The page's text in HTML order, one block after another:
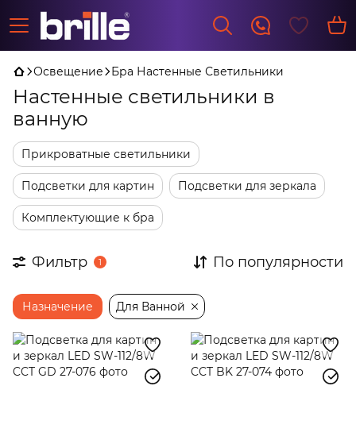
Освещение Бра Настенные Светильники
Настенные светильники в
ванную
Прикроватные светильники
Подсветки для картин Подсветки для зеркала
Комплектующие к бра
Фильтр 1 По популярности
Назначение Для Ванной